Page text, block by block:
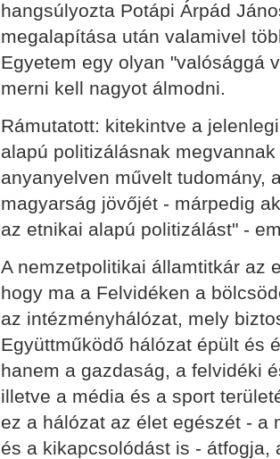
hangsúlyozta Potápi Árpád
megalapítása után valamivel
Egyetem egy olyan "valósággá
merni kell nagyot álmodni.
Rámutatott: kitekintve a
alapú politizálásnak
anyanyelven művelt tudomány,
magyarság jövőjét - márpedig
az etnikai alapú politizálást" -
A nemzetpolitikai államtitkár az
hogy ma a Felvidéken a
az intézményhálózat, mely
Együttműködő hálózat épült és
hanem a gazdaság, a felvidéki
illetve a média és a sport
ez a hálózat az élet egészét - a
és a kikapcsolódást is - átfogja,